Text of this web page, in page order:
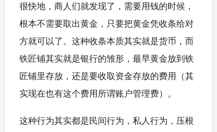
很快地，商人们就发现了，需要用钱的时候，
根本不需要取出黄金，只要把黄金凭收条给对
方就可以了。这种收条本质其实就是货币，而
铁匠铺其实就是银行的雏形，最早黄金放到铁
匠铺里存放，还是要收取资金存放的费用（其
实现在也有这个费用所谓账户管理费）。
这种行为其实都是民间行为，私人行为，压根